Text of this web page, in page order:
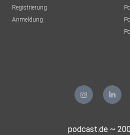
Registrierung
Anmeldung
podcast.de ~